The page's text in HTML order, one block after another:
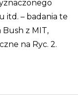
itd. – badania te
Bush z MIT,
na Ryc. 2.